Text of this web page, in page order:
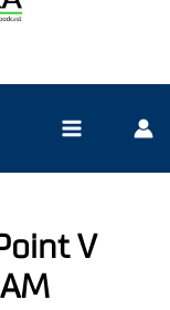
V